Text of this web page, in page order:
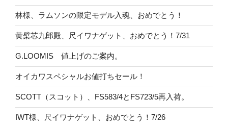
林様、ラムソンの限定モデル入魂、おめでとう！
黄檗芯九郎殿、尺イワナゲット、おめでとう！7/31
G.LOOMIS 値上げのご案内。
オイカワスペシャルお値打ちセール！
SCOTT（スコット）、FS583/4とFS723/5再入荷。
IWT様、尺イワナゲット、おめでとう！7/26